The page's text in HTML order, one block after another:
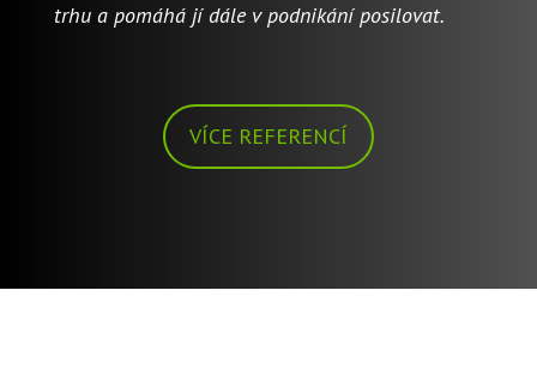
trhu a pomáhá jí dále v podnikání posilovat.
VÍCE REFERENCÍ